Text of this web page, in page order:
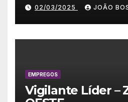
02/03/2025 JOÃO
EMPREGOS
Vigilante Líder –